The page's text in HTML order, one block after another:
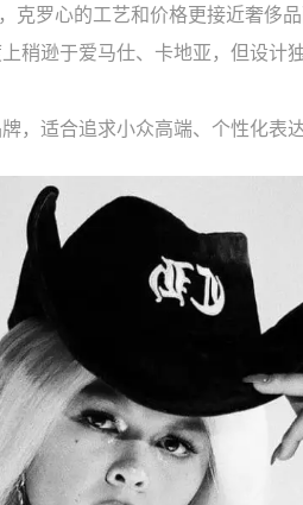
罗心的工艺和价格更接近奢侈品
稍逊于爱马仕、卡地亚，但设计
，适合追求小众高端、个性化表